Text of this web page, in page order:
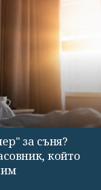
за съня?
който